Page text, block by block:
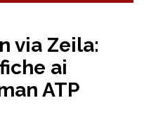
via Zeila:
ai
ATP